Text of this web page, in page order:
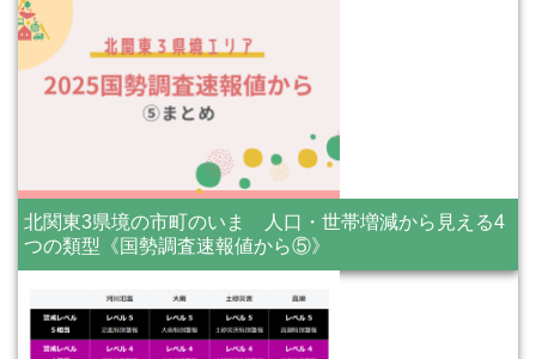
北関東3県境の市町のいま 人口・世帯増減から見える4
つの類型《国勢調査速報値から⑤》